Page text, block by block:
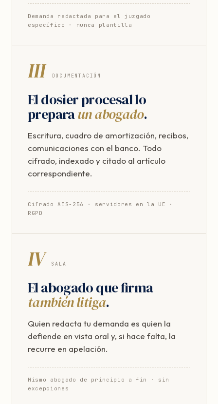
Demanda redactada para el juzgado
específico · nunca plantilla
III DOCUMENTACIÓN
El dosier procesal lo
preparaun abogado.
Escritura, cuadro de amortización, recibos,
comunicaciones con el banco. Todo
cifrado, indexado y citado al artículo
correspondiente.
Cifrado AES-256 · servidores en la UE ·
RGPD
IV SALA
El abogado que firma
también litiga.
Quien redacta tu demanda es quien la
defiende en vista oral y, si hace falta, la
recurre en apelación.
Mismo abogado de principio a fin · sin
excepciones